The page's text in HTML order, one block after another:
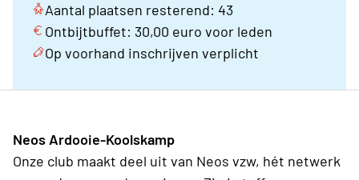
Aantal plaatsen resterend: 43
Ontbijtbuffet: 30,00 euro voor leden
Op voorhand inschrijven verplicht
Neos Ardooie-Koolskamp
Onze club maakt deel uit van Neos vzw, hét netwerk